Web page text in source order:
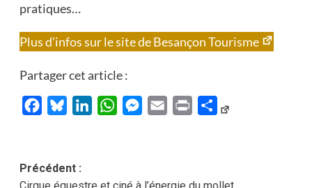
pratiques…
Plus d’infos sur le site de Besançon Tourisme
Partager cet article :
FacebookBlueskyLinkedInWhatsAppMessenger
Email Print Partager
Navigation
Précédent :